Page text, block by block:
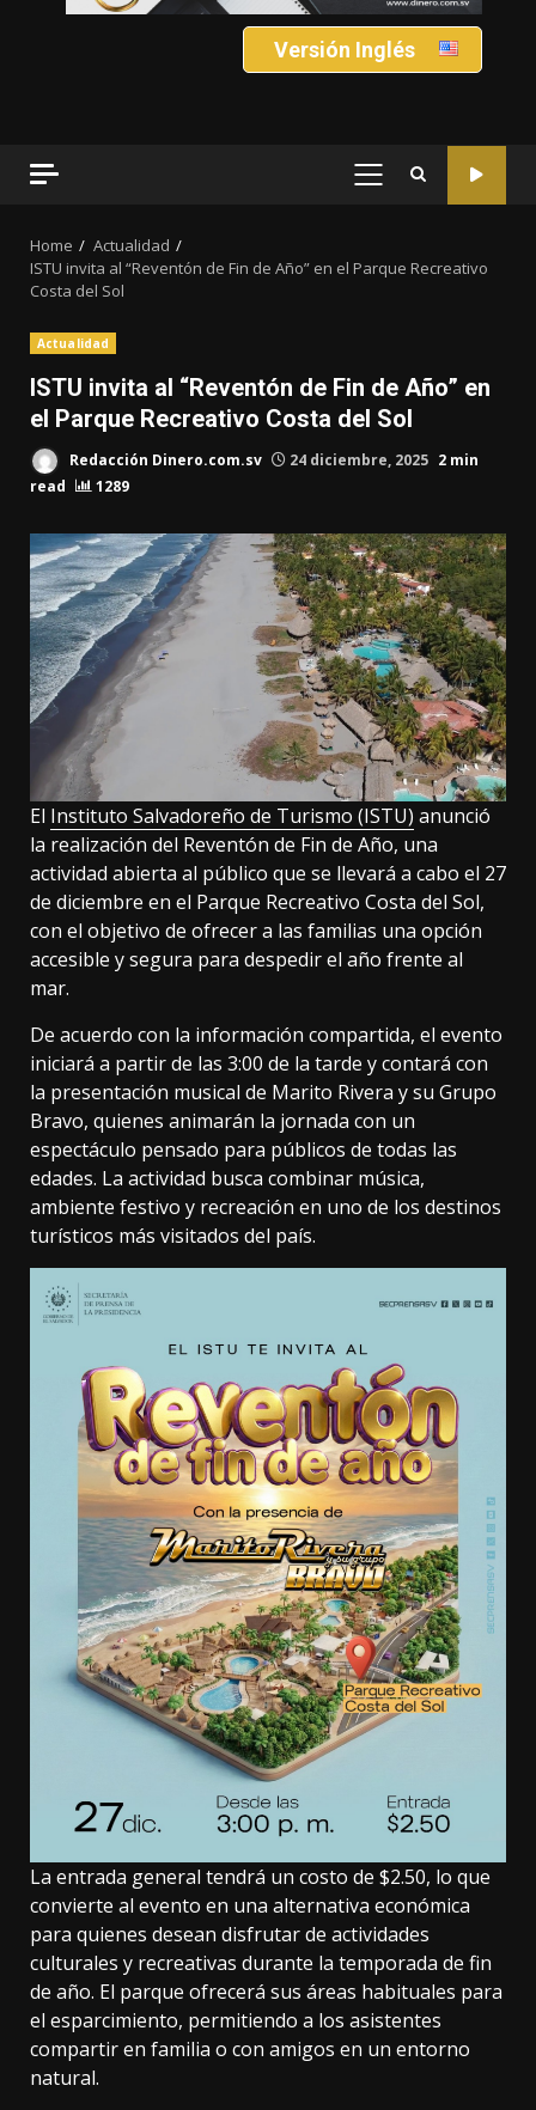
Versión Inglés
PRIMARY
Home
Actualidad
ISTU invita al “Reventón de Fin de Año” en el Parque Recreativo
Costa del Sol
Actualidad
ISTU invita al “Reventón de Fin de Año” en
el Parque Recreativo Costa del Sol
Redacción Dinero.com.sv 24 diciembre, 2025 2 min
read
1289
El Instituto Salvadoreño de Turismo (ISTU) anunció
la realización del Reventón de Fin de Año, una
actividad abierta al público que se llevará a cabo el 27
de diciembre en el Parque Recreativo Costa del Sol,
con el objetivo de ofrecer a las familias una opción
accesible y segura para despedir el año frente al
mar.
De acuerdo con la información compartida, el evento
iniciará a partir de las 3:00 de la tarde y contará con
la presentación musical de Marito Rivera y su Grupo
Bravo, quienes animarán la jornada con un
espectáculo pensado para públicos de todas las
edades. La actividad busca combinar música,
ambiente festivo y recreación en uno de los destinos
turísticos más visitados del país.
La entrada general tendrá un costo de $2.50, lo que
convierte al evento en una alternativa económica
para quienes desean disfrutar de actividades
culturales y recreativas durante la temporada de fin
de año. El parque ofrecerá sus áreas habituales para
el esparcimiento, permitiendo a los asistentes
compartir en familia o con amigos en un entorno
natural.